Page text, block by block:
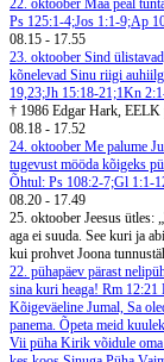
22. oktoober Maa peal
Ps 125:1-4;Jos 1:1-9;Ap
08.15 - 17.55
23. oktoober Sind
kõnelevad Sinu riigi
19,23;Jh 15:18-21;1Kn
† 1986 Edgar Hark, EELK
08.18 - 17.52
24. oktoober Me palume
tugevust mööda kõigeks
Õhtul: Ps 108:2-7;Gl 1:1-
08.20 - 17.49
25. oktoober Jeesus ütles:
aga ei suuda. See kuri ja
kui prohvet Joona
22. pühapäev pärast
sina kuri heaga! Rm 12:21
Kõigeväeline Jumal, Sa
panema. Õpeta meid
Vii püha Kirik võidule oma